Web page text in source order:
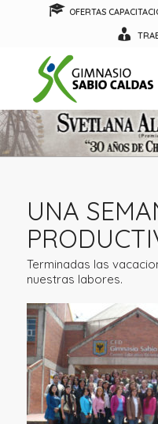
OFERTAS
UNA
Terminadas las
nuestras labores.